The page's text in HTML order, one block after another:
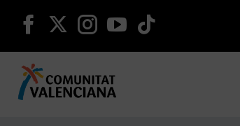
continuer sur facebook
continuer sur twitter
continuer sur
continuer sur